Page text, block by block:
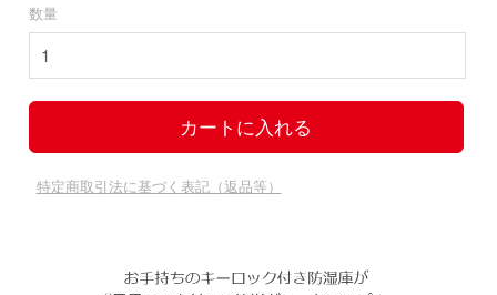
数量
特定商取引法に基づく表記（返品等）